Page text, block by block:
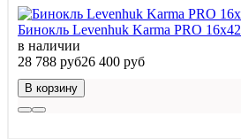
Бинокль Levenhuk Karma PRO 16x42
в наличии
28 788 руб26 400 руб
В корзину